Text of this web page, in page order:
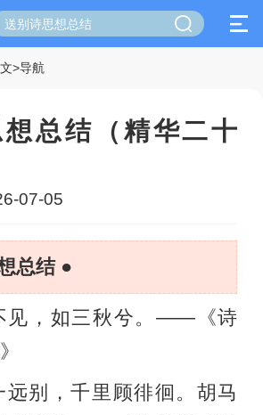
>导航
总结（精华二十
07-05
总结 ●
见，如三秋兮。——《诗
远别，千里顾徘徊。胡马